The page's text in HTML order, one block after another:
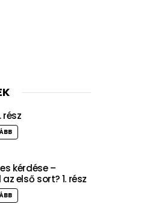
rész
kérdése –
első sort? 1. rész